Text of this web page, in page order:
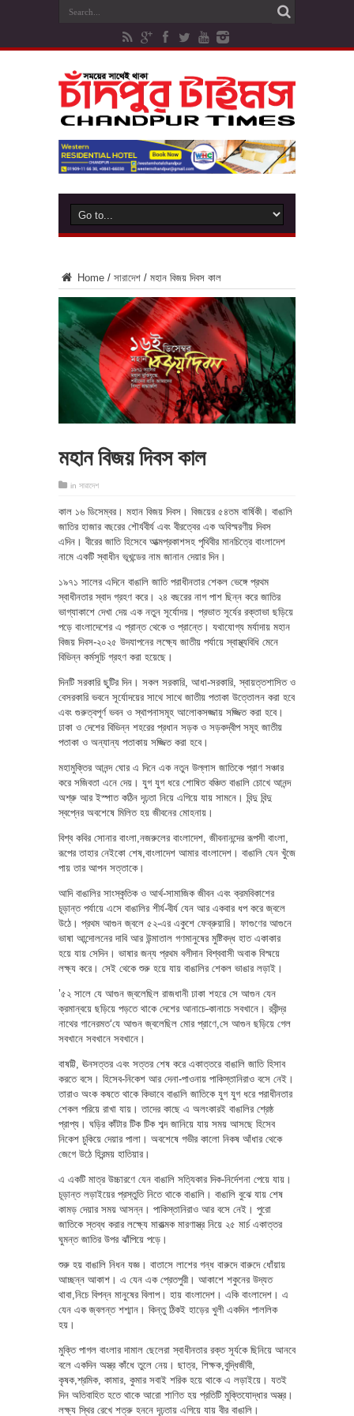
Home / সারাদেশ / মহান বিজয় দিবস কাল
মহান বিজয় দিবস কাল
in সারাদেশ
কাল ১৬ ডিসেম্বর। মহান বিজয় দিবস। বিজয়ের ৫৪তম বার্ষিকী। বাঙালি
জাতির হাজার বছরের শৌর্যবীর্য এবং বীরত্বের এক অবিস্মরণীয় দিবস
এদিন। বীরের জাতি হিসেবে আত্মপ্রকাশসহ পৃথিবীর মানচিত্রে বাংলাদেশ
নামে একটি স্বাধীন ভূখন্ডের নাম জানান দেয়ার দিন।
১৯৭১ সালের এদিনে বাঙালি জাতি পরাধীনতার শেকল ভেঙ্গে প্রথম
স্বাধীনতার স্বাদ গ্রহণ করে। ২৪ বছরের নাগ পাশ ছিন্ন করে জাতির
ভাগ্যাকাশে দেখা দেয় এক নতুন সূর্যোদয়। প্রভাত সূর্যের রক্তাভা ছড়িয়ে
পড়ে বাংলাদেশের এ প্রান্ত থেকে ও প্রান্তে। যথাযোগ্য মর্যাদায় মহান
বিজয় দিবস-২০২৫ উদযাপনের লক্ষ্যে জাতীয় পর্যায়ে স্বাস্থ্যবিধি মেনে
বিভিন্ন কর্মসূচি গ্রহণ করা হয়েছে।
দিনটি সরকারি ছুটির দিন। সকল সরকারি, আধা-সরকারি, স্বায়ত্তশাসিত ও
বেসরকারি ভবনে সূর্যোদয়ের সাথে সাথে জাতীয় পতাকা উত্তোলন করা হবে
এবং গুরুত্বপূর্ণ ভবন ও স্থাপনাসমূহ আলোকসজ্জায় সজ্জিত করা হবে।
ঢাকা ও দেশের বিভিন্ন শহরের প্রধান সড়ক ও সড়কদ্বীপ সমূহ জাতীয়
পতাকা ও অন্যান্য পতাকায় সজ্জিত করা হবে।
মহামুক্তির আনন্দ ঘোর এ দিনে এক নতুন উল্লাস জাতিকে প্রাণ সঞ্চার
করে সজিবতা এনে দেয়। যুগ যুগ ধরে শোষিত বঞ্চিত বাঙালি চোখে আনন্দ
অশ্রু আর ইস্পাত কঠিন দৃঢ়তা নিয়ে এগিয়ে যায় সামনে। বিন্দু বিন্দু
স্বপ্নের অবশেষে মিলিত হয় জীবনের মোহনায়।
বিশ্ব কবির সোনার বাংলা,নজরুলের বাংলাদেশ, জীবনানন্দের রূপসী বাংলা,
রূপের তাহার নেইকো শেষ,বাংলাদেশ আমার বাংলাদেশ। বাঙালি যেন খুঁজে
পায় তার আপন সত্তাকে।
আদি বাঙালির সাংস্কৃতিক ও আর্থ-সামাজিক জীবন এবং ক্রমবিকাশের
চূড়ান্ত পর্যায়ে এসে বাঙালির শীর্য-বীর্য যেন আর একবার ধপ করে জ্বলে
উঠে। প্রথম আগুন জ্বলে ৫২-এর একুশে ফেব্রুয়ারি। ফাগুণের আগুনে
ভাষা আন্দোলনের দাবি আর উন্মাতাল গণমানুষের মুষ্টিবদ্ধ হাত একাকার
হয়ে যায় সেদিন। ভাষার জন্য প্রথম বলীদান বিশ্ববাসী অবাক বিস্ময়ে
লক্ষ্য করে। সেই থেকে শুরু হয়ে যায় বাঙালির শেকল ভাঙার লড়াই।
’৫২ সালে যে আগুন জ্বলেছিল রাজধানী ঢাকা শহরে সে আগুন যেন
ক্রমান্বয়ে ছড়িয়ে পড়তে থাকে দেশের আনাচে-কানাচে সবখানে। রবীন্দ্র
নাথের গানেরমত‘যে আগুন জ্বলেছিল মোর প্রাণে,সে আগুন ছড়িয়ে গেল
সবখানে সবখানে সবখানে।
বাষট্টি, ঊনসত্তর এবং সত্তর শেষ করে একাত্তরে বাঙালি জাতি হিসাব
করতে বসে। হিসেব-নিকেশ আর দেনা-পাওনায় পাকিস্তানিরাও বসে নেই।
তারাও অংক কষতে থাকে কিভাবে বাঙালি জাতিকে যুগ যুগ ধরে পরাধীনতার
শেকল পরিয়ে রাখা যায়। তাদের কাছে এ অলংকারই বাঙালির শ্রেষ্ঠ
প্রাপ্য। ঘড়ির কাঁটার টিক টিক শব্দ জানিয়ে যায় সময় আসছে হিসেব
নিকেশ চুকিয়ে দেয়ার পালা। অবশেষে গভীর কালো নিকষ আঁধার থেকে
জেগে উঠে হিরন্ময় হাতিয়ার।
এ একটি মাত্র উচ্চারণে যেন বাঙালি সত্যিকার দিক-নির্দেশনা পেয়ে যায়।
চূড়ান্ত লড়াইয়ের প্রস্তুতি নিতে থাকে বাঙালি। বাঙালি বুঝে যায় শেষ
কামড় দেয়ার সময় আসন্ন। পাকিস্তানিরাও আর বসে নেই। পুরো
জাতিকে স্তব্ধ করার লক্ষ্যে মারাত্মক মারণাস্ত্র নিয়ে ২৫ মার্চ একাত্তর
ঘুমন্ত জাতির উপর ঝাঁপিয়ে পড়ে।
শুরু হয় বাঙালি নিধন যজ্ঞ। বাতাসে লাশের গন্ধ বারুদে বারুদে ধোঁয়ায়
আচ্ছন্ন আকাশ। এ যেন এক প্রেতপুরী। আকাশে শকুনের উদ্যত
থাবা,নিচে বিপন্ন মানুষের বিলাপ। হায় বাংলাদেশ। একি বাংলাদেশ। এ
যেন এক জ্বলন্ত শশ্মান। কিন্তু ঠিকই হাড়ের খুলী একদিন পাললিক
হয়।
মুক্তি পাগল বাংলার দামাল ছেলেরা স্বাধীনতার রক্ত সূর্যকে ছিনিয়ে আনবে
বলে একদিন অস্ত্র কাঁধে তুলে নেয়। ছাত্র, শিক্ষক,বুদ্ধিজীবী,
কৃষক,শ্রমিক, কামার, কুমার সবাই শরিক হয়ে থাকে এ লড়াইয়ে। যতই
দিন অতিবাহিত হতে থাকে আরো শাণিত হয় প্রতিটি মুক্তিযোদ্ধার অস্ত্র।
লক্ষ্য স্থির রেখে শত্রু হননে দৃঢ়তায় এগিয়ে যায় বীর বাঙালি।